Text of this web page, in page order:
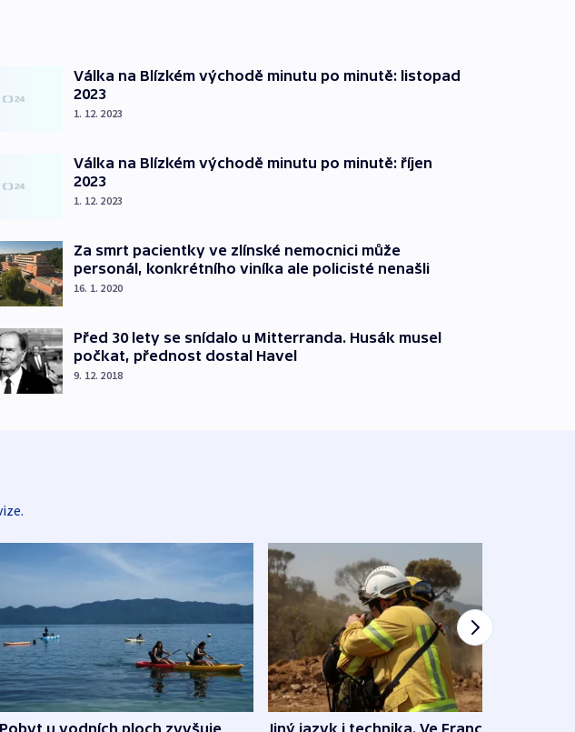
Válka na Blízkém východě minutu po minutě: listopad
2023
1. 12. 2023
Válka na Blízkém východě minutu po minutě: říjen
2023
1. 12. 2023
Za smrt pacientky ve zlínské nemocnici může
personál, konkrétního viníka ale policisté nenašli
16. 1. 2020
Před 30 lety se snídalo u Mitterranda. Husák musel
počkat, přednost dostal Havel
9. 12. 2018
Pobyt u vodních ploch zvyšuje Jiný jazyk i technika. Ve Francii